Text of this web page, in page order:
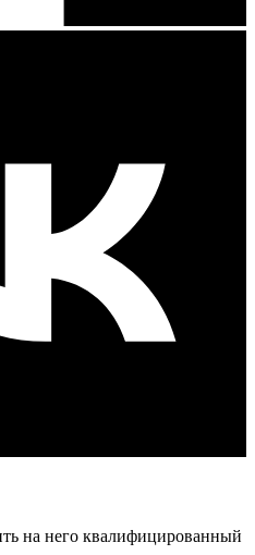
на него квалифицированный